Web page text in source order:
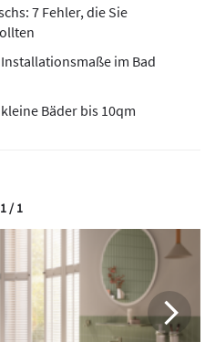
7 Fehler, die Sie
im Bad
Bäder bis 10qm
1 / 1